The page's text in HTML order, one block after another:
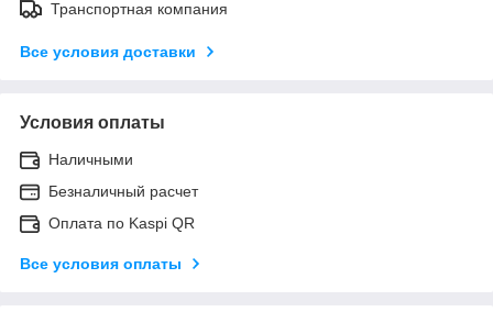
Транспортная компания
Все условия доставки
Условия оплаты
Наличными
Безналичный расчет
Оплата по Kaspi QR
Все условия оплаты